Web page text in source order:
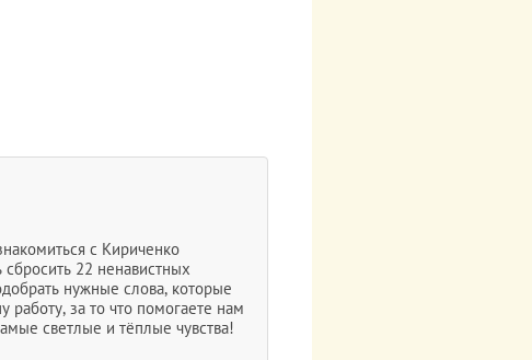
с Кириченко
22 ненавистных
нужные слова, которые
за то что помогаете нам
светлые и тёплые чувства!